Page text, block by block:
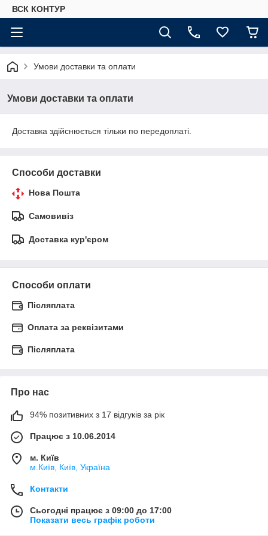
ВСК КОНТУР
Умови доставки та оплати
Умови доставки та оплати
Доставка здійснюється тільки по передоплаті.
Способи доставки
Нова Пошта
Самовивіз
Доставка кур'єром
Способи оплати
Післяплата
Оплата за реквізитами
Післяплата
Про нас
94% позитивних з 17 відгуків за рік
Працює з 10.06.2014
м. Київ
м.Київ, Київ, Україна
Контакти
Сьогодні працює з 09:00 до 17:00
Показати весь графік роботи